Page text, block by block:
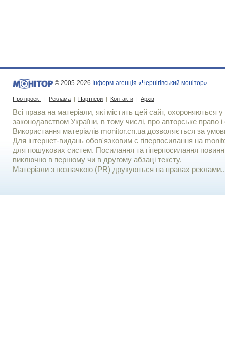
© 2005-2026 Інформ-агенція «Чернігівський монітор»
Про проект | Реклама | Партнери | Контакти | Архів
Всі права на матеріали, які містить цей сайт, охороняються у
законодавством України, в тому числі, про авторське право і
Використання матерiалiв monitor.cn.ua дозволяється за
Для iнтернет-видань обов'язковим є гiперпосилання на
для пошукових систем. Посилання та гіперпосилання
виключно в першому чи в другому абзаці тексту.
Матеріали з позначкою (PR) друкуються на правах реклами..